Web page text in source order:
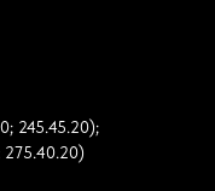
245.45.20);
275.40.20)